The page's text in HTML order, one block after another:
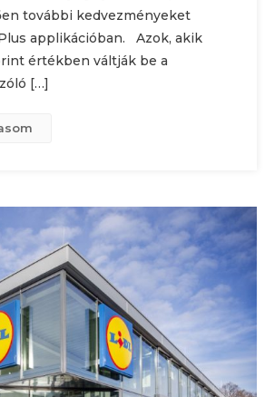
további kedvezményeket
applikációban. Azok, akik
értékben váltják be a
[…]